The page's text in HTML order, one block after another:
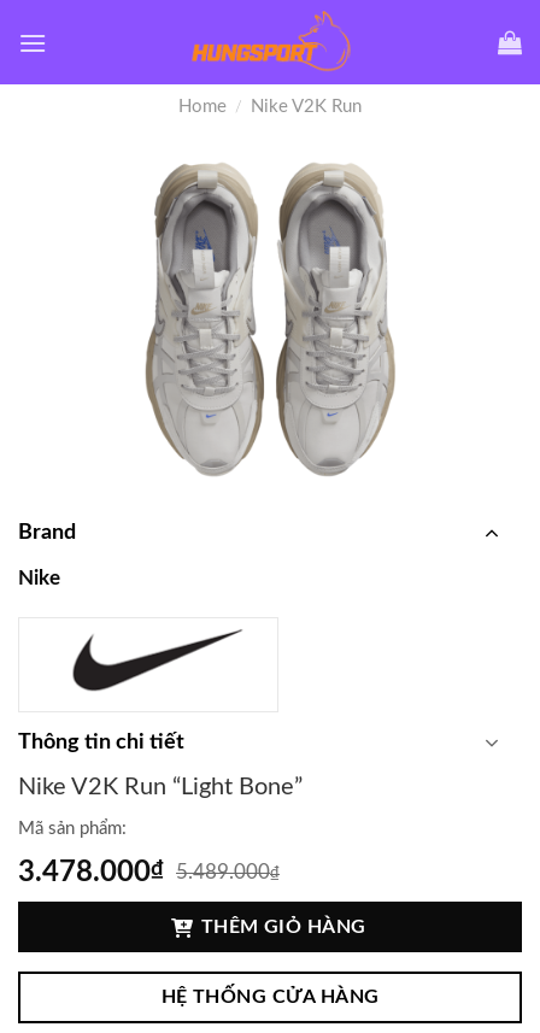
Home / Nike V2K Run
Brand
Nike
Thông tin chi tiết
Nike V2K Run “Light Bone”
Mã sản phẩm:
5.489.000₫
3.478.000₫
THÊM GIỎ HÀNG
HỆ THỐNG CỬA HÀNG